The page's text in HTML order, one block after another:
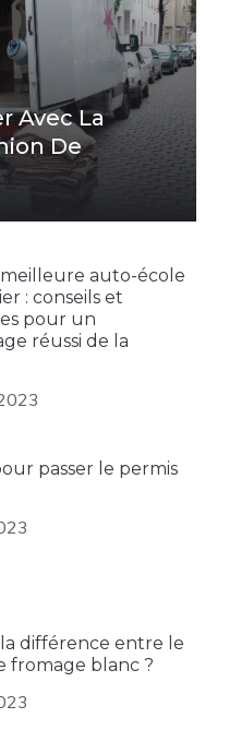
Avec La
De
auto-école
: conseils et
pour un
réussi de la
passer le permis
différence entre le
fromage blanc ?